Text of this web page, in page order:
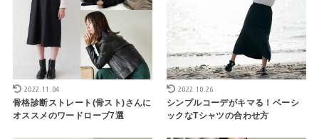
2022.11.04
骨格診断ストレート(骨スト)さんに
オススメのワードローブ7選
2022.10.26
シンプルコーデがキマる！ベーシ
ックなTシャツの合わせ方